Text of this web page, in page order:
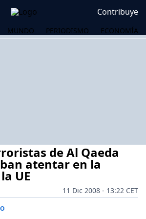
Contribuye
MUNDO PERIODISMO ECONOMÍA
de Al Qaeda
atentar en la
UE
11 Dic 2008 - 13:22 CET